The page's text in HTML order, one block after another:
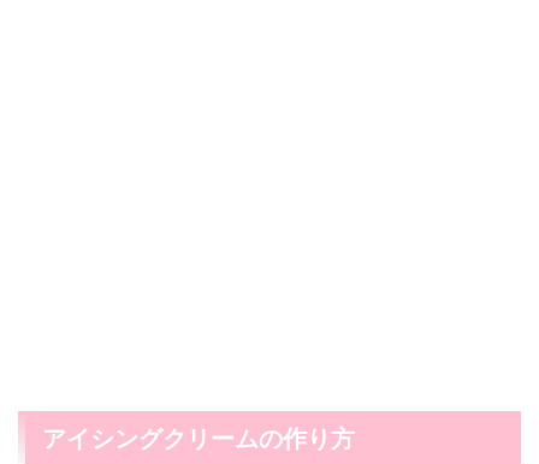
アイシングクリームの作り方